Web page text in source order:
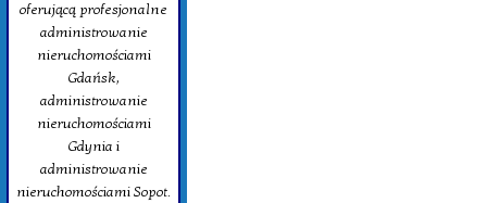
oferującą profesjonalne
administrowanie
nieruchomościami
Gdańsk,
administrowanie
nieruchomościami
Gdynia i
administrowanie
nieruchomościami Sopot.